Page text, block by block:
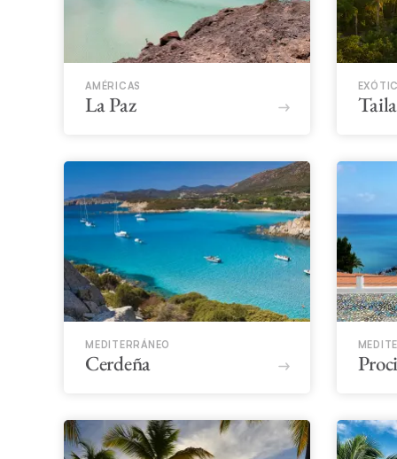
AMÉRICAS
La Paz
MEDITERRÁNEO
Cerdeña